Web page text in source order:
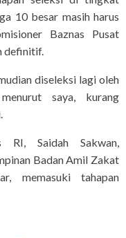
10 besar masih harus
Baznas Pusat
definitif.
diseleksi lagi oleh
saya, kurang
RI, Saidah Sakwan,
Badan Amil Zakat
memasuki tahapan